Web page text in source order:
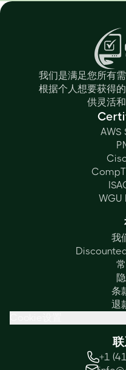
我们是满足您所有
根据个人想要获得
供灵活
AWS
WGU
我
条
退
+1